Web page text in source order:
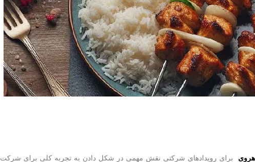
برای رویدادهای شرکتی نقش مهمی در شکل دادن به تجربه کلی برای شرکت